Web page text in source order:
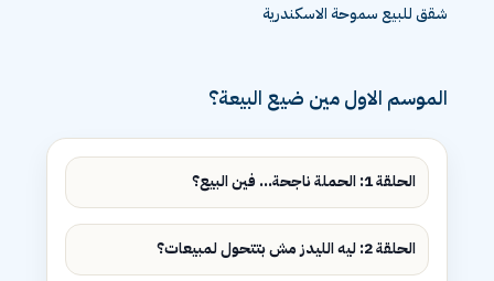
شقق للبيع سموحة الاسكندرية
الموسم الاول مين ضيع البيعة؟
الحلقة 1: الحملة ناجحة... فين البيع؟
الحلقة 2: ليه الليدز مش بتتحول لمبيعات؟